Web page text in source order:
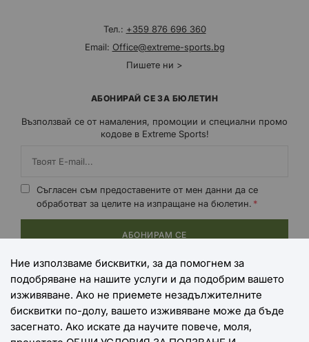
Тел.: +359 876 696 360
Email: Office@extreme-sports.bg
Пишете ни >
АБОНИРАЙ СЕ ЗА БЮЛЕТИН
Възползвай се от намаления, промоции и специални промо
кодове в Extreme Sports!
Съгласен съм предоставените от мен данни да се
обработват за целите на изпращане на бюлетин.
АБОНИРАМ СЕ
НАЧИНИ НА ПЛАЩАНЕ
Ние използваме бисквитки, за да помогнем за
подобряване на нашите услуги и да подобрим вашето
изживяване. Ако не приемете незадължителните
бисквитки по-долу, вашето изживяване може да бъде
засегнато. Ако искате да научите повече, моля,